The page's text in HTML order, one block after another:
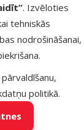
. Izvēloties
tehniskās
nodrošināšanai,
politikā.
1482